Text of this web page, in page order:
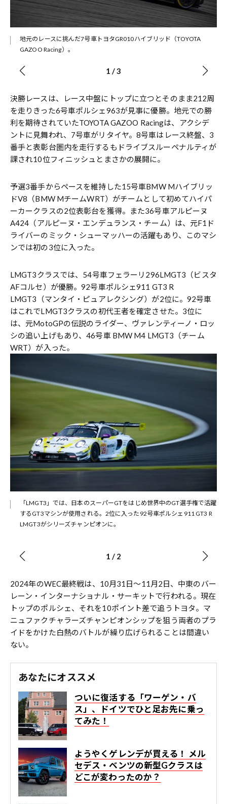
地元のレースに挑んだ7号車トヨタGR010ハイブリッド（TOYOTA
GAZOO Racing）。
1 /3
決勝レースは、レース中盤にトップに立つとそのまま212周
を走りきった6号車ポルシェ963が見事に優勝。地元での勝
利を期待されていたTOYOTA GAZOO Racingは、アクシデ
ントに見舞われ、7号車がリタイヤ。8号車はレース終盤、3
番手と表彰台圏内を走行するもドライブスルーペナルティが
課され10位フィニッシュとまさかの展開に。
予選3番手からペースを維持した15号車BMW Mハイブリッ
ドV8（BMW MチームWRT）がチームとして初めてハイパ
ーカークラスの2位表彰台を獲得。また36号車アルピーヌ
A424（アルピーヌ・エンデュランス・チーム）は、元F1ド
ライバーのミック・シューマッハーの活躍もあり、このマシ
ンでは初の3位に入った。
LMGT3クラスでは、54号車フェラーリ296LMGT3（ビスタ
AFコルセ）が優勝。92号車ポルシェ911 GT3 R
LMGT3（マンタイ・ピュアレクシング）が2位に。92号車
はこれでLMGT3クラスの初代王者を確定させた。3位に
は、元MotoGPの伝説のライダー、ヴァレンティーノ・ロッ
シの追い上げもあり、46号車 BMW M4 LMGT3（チーム
WRT）が入った。
「LMGT3」では、日本のスーパーGTをはじめ世界中のGT選手権で活躍
するGT3マシンが使用される。2位に入った92号車ポルシェ911 GT3 R
LMGT3がシリーズチャンピオンに。
1 / 2
2024年のWEC最終戦は、10月31日～11月2日、中東のバー
レーン・インターナショナル・サーキットで行われる。現在
トップのポルシェ、それを10ポイント差で追うトヨタ。マ
ニュファクチャラーズチャンピオンシップを狙う両者のプラ
イドをかけた白熱のバトルが繰り広げられることは間違い
ない。
あなたにオススメ
ついに復活する「ワーゲン・バ
ス」、ドイツでひと足お先に乗っ
てみた！
ようやくゲレンデが買える！ メル
セデス・ベンツの新型Gクラスは
どこが変わったのか？